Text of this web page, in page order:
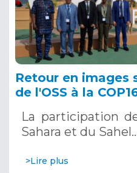
Retour en images
de l'OSS à la
Saoudite
La participation
Sahara et du
>Lire plus